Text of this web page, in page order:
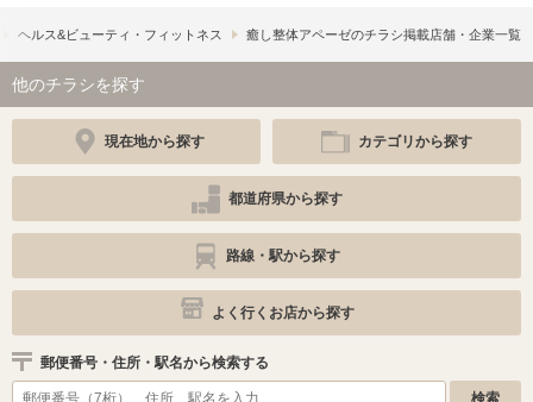
ヘルス&ビューティ・フィットネス 癒し整体アペーゼのチラシ掲載店舗・企業一覧
他のチラシを探す
現在地から探す カテゴリから探す
都道府県から探す
路線・駅から探す
よく行くお店から探す
郵便番号・住所・駅名から検索する